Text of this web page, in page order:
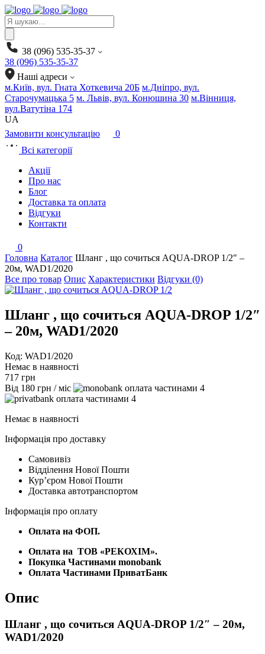
Products
search
38 (096) 535-35-37
38 (096) 535-35-37
Наші адреси
м.Київ, вул. Гната Хоткевича 20Б м.Дніпро, вул.
Старочумацька 5 м. Львів, вул. Конюшина 30 м.Вінниця,
вул.Ватутіна 174
UA
Замовити консультацію
0
Всі категорії
Акції
Про нас
Блог
Доставка та оплата
Відгуки
Контакти
0
Головна Каталог Шланг , що сочиться AQUA-DROP 1/2″ –
20м, WAD1/2020
Все про товар Опис Характеристики Відгуки (0)
Шланг , що сочиться AQUA-DROP 1/2″
– 20м, WAD1/2020
Код: WAD1/2020
Немає в наявності
717 грн
Від 180 грн / міс
4
4
Немає в наявності
Інформація про доставку
Самовивіз
Відділення Нової Пошти
Курʼєром Нової Пошти
Доставка автотранспортом
Інформація про оплату
Оплата на ФОП.
Оплата на ТОВ «РЕКОХІМ».
Покупка Частинами monobank
Оплата Частинами ПриватБанк
Опис
Шланг , що сочиться AQUA-DROP 1/2″ – 20м,
WAD1/2020